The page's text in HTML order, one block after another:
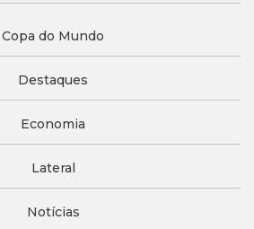
Copa do Mundo
Destaques
Economia
Lateral
Notícias